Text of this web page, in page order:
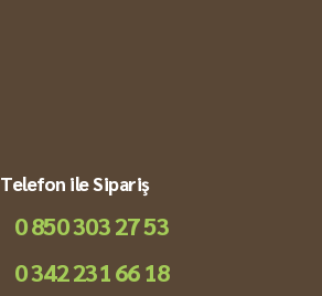
Telefon ile Sipariş
0 850 303 27 53
0 342 231 66 18